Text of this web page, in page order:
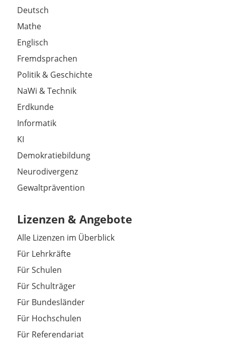
Deutsch
Mathe
Englisch
Fremdsprachen
Politik & Geschichte
NaWi & Technik
Erdkunde
Informatik
KI
Demokratiebildung
Neurodivergenz
Gewaltprävention
Lizenzen & Angebote
Alle Lizenzen im Überblick
Für Lehrkräfte
Für Schulen
Für Schulträger
Für Bundesländer
Für Hochschulen
Für Referendariat